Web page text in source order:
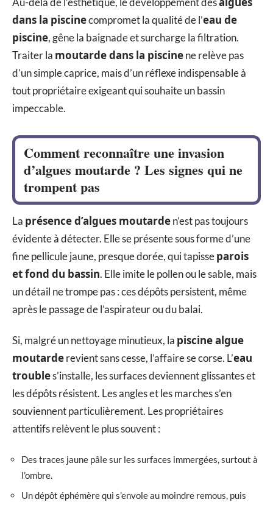
dans la piscinecompromet la qualité de l’eau de
piscine, gêne la baignade et surcharge la filtration.
Traiter la moutarde dans la piscinene relève pas
d’un simple caprice, mais d’un réflexe indispensable à
tout propriétaire exigeant qui souhaite un bassin
impeccable.
Comment reconnaître une invasion
d’algues moutarde ? Les signes qui ne
trompent pas
La présence d’algues moutarden’est pas toujours
évidente à détecter. Elle se présente sous forme d’une
fine pellicule jaune, presque dorée, qui tapisseparois
et fond du bassin. Elle imite le pollen ou le sable, mais
un détail ne trompe pas : ces dépôts persistent, même
après le passage de l’aspirateur ou du balai.
Si, malgré un nettoyage minutieux, la piscine algue
moutarderevient sans cesse, l’affaire se corse. L’eau
troubles’installe, les surfaces deviennent glissantes et
les dépôts résistent. Les angles et les marches s’en
souviennent particulièrement. Les propriétaires
attentifs relèvent le plus souvent :
Des traces jaune pâle sur les surfaces immergées, surtout à
l’ombre.
Un dépôt éphémère qui s’envole au moindre remous, puis